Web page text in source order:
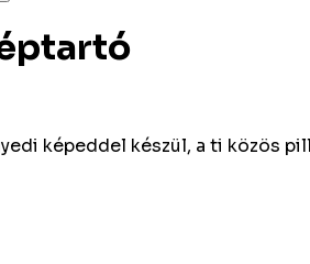
képeddel készül, a ti közös